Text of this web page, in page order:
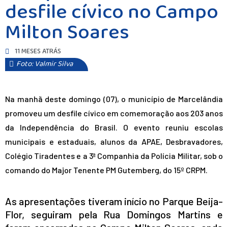
desfile cívico no Campo
Milton Soares
11 MESES ATRÁS
Foto: Valmir Silva
Na manhã deste domingo (07), o município de Marcelândia
promoveu um desfile cívico em comemoração aos 203 anos
da Independência do Brasil. O evento reuniu escolas
municipais e estaduais, alunos da APAE, Desbravadores,
Colégio Tiradentes e a 3ª Companhia da Polícia Militar, sob o
comando do Major Tenente PM Gutemberg, do 15º CRPM.
As apresentações tiveram início no Parque Beija-
Flor, seguiram pela Rua Domingos Martins e